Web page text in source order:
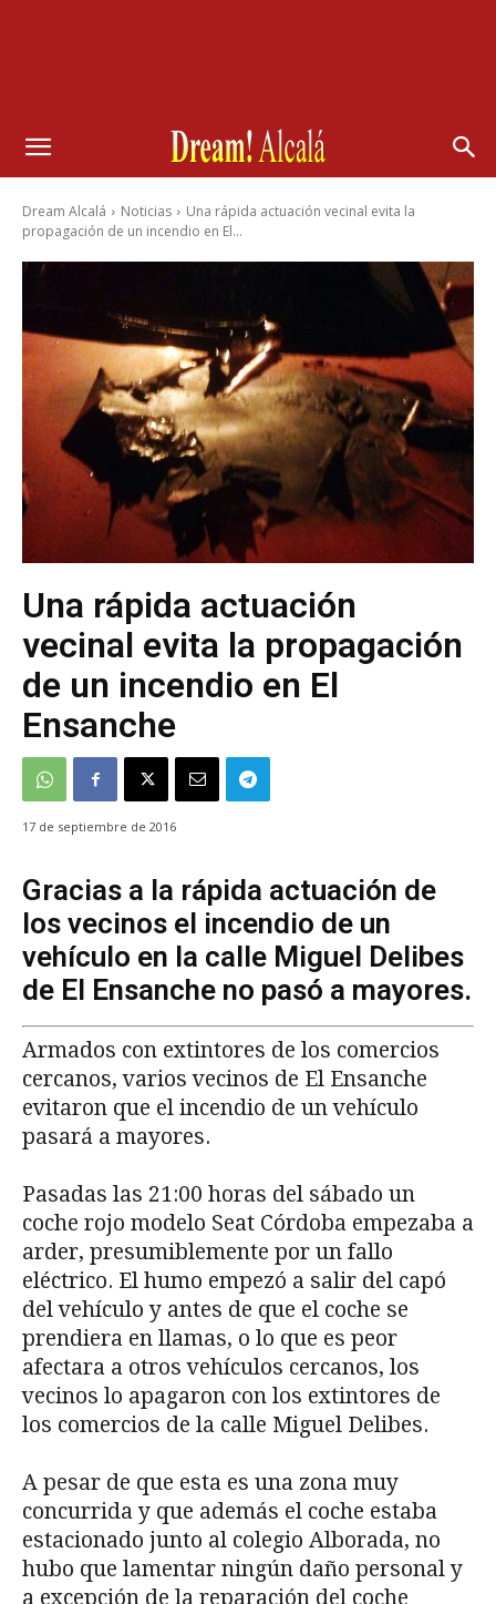
Dream Alcalá Noticias
Una rápida actuación vecinal evita la
propagación de un incendio en El...
Una rápida actuación
vecinal evita la propagación
de un incendio en El
Ensanche
17 de septiembre de 2016
Gracias a la rápida actuación de
los vecinos el incendio de un
vehículo en la calle Miguel Delibes
de El Ensanche no pasó a mayores.
Armados con extintores de los comercios
cercanos, varios vecinos de El Ensanche
evitaron que el incendio de un vehículo
pasará a mayores.
Pasadas las 21:00 horas del sábado un
coche rojo modelo Seat Córdoba empezaba a
arder, presumiblemente por un fallo
eléctrico. El humo empezó a salir del capó
del vehículo y antes de que el coche se
prendiera en llamas, o lo que es peor
afectara a otros vehículos cercanos, los
vecinos lo apagaron con los extintores de
los comercios de la calle Miguel Delibes.
A pesar de que esta es una zona muy
concurrida y que además el coche estaba
estacionado junto al colegio Alborada, no
hubo que lamentar ningún daño personal y
a excepción de la reparación del coche